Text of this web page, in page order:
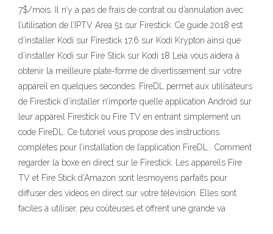
7$/mois. Il n’y a pas de frais de contrat ou d’annulation avec
l’utilisation de l’IPTV Area 51 sur Firestick. Ce guide 2018 est
d’installer Kodi sur Firestick 17.6 sur Kodi Krypton ainsi que
d’installer Kodi sur Fire Stick sur Kodi 18 Leia vous aidera à
obtenir la meilleure plate-forme de divertissement sur votre
appareil en quelques secondes. FireDL permet aux utilisateurs
de Firestick d’installer n’importe quelle application Android sur
leur appareil Firestick ou Fire TV en entrant simplement un
code FireDL. Ce tutoriel vous propose des instructions
complètes pour l’installation de l’application FireDL . Comment
regarder la boxe en direct sur le Firestick. Les appareils Fire
TV et Fire Stick d’Amazon sont lesmoyens parfaits pour
diffuser des vidéos en direct sur votre télévision. Elles sont
faciles à utiliser, peu coûteuses et offrent une grande va